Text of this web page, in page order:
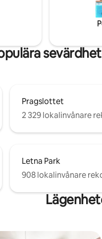
har utformats för att
upp 4 personer
för 5).
Pragslottet
2 329 lokalinvånare
Letna Park
908 lokalinvånare